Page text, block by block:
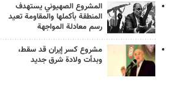
المشروع الصهيوني يستهدف
المنطقة بأكملها والمقاومة تعيد
رسم معادلة المواجهة
مشروع كسر إيران قد سقط،
وبدأت ولادة شرق جديد